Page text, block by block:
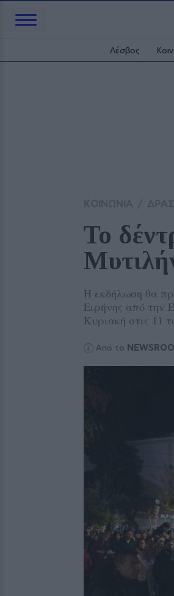
Λέσβος
Το
Η εκδήλωση θα
Ειρήνης από την
Κυριακή στις 11
Από το